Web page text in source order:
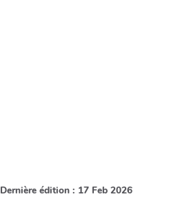
Dernière édition : 17 Feb 2026